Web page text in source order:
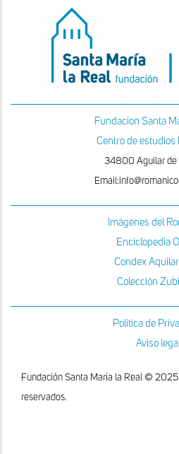
Fundacion Santa
Centro de estudios
34800 Aguilar de
Imágenes del
Enciclopedia
Condex
Colección
Política de
Aviso
Fundación Santa María la Real ©
reservados.